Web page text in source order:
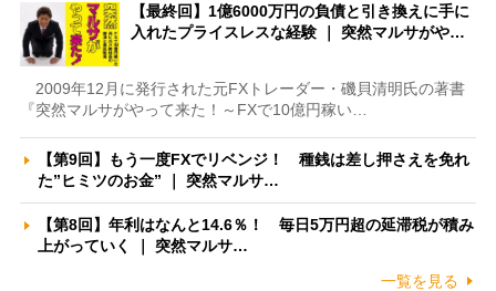
【最終回】1億6000万円の負債と引き換えに手に
入れたプライスレスな経験 ｜ 突然マルサがや…
2009年12月に発行された元FXトレーダー・磯貝清明氏の著書
『突然マルサがやって来た！～FXで10億円稼い…
【第9回】もう一度FXでリベンジ！ 種銭は差し押さえを免れ
た”ヒミツのお金” ｜ 突然マルサ…
【第8回】年利はなんと14.6％！ 毎日5万円超の延滞税が積み
上がっていく ｜ 突然マルサ…
一覧を見る